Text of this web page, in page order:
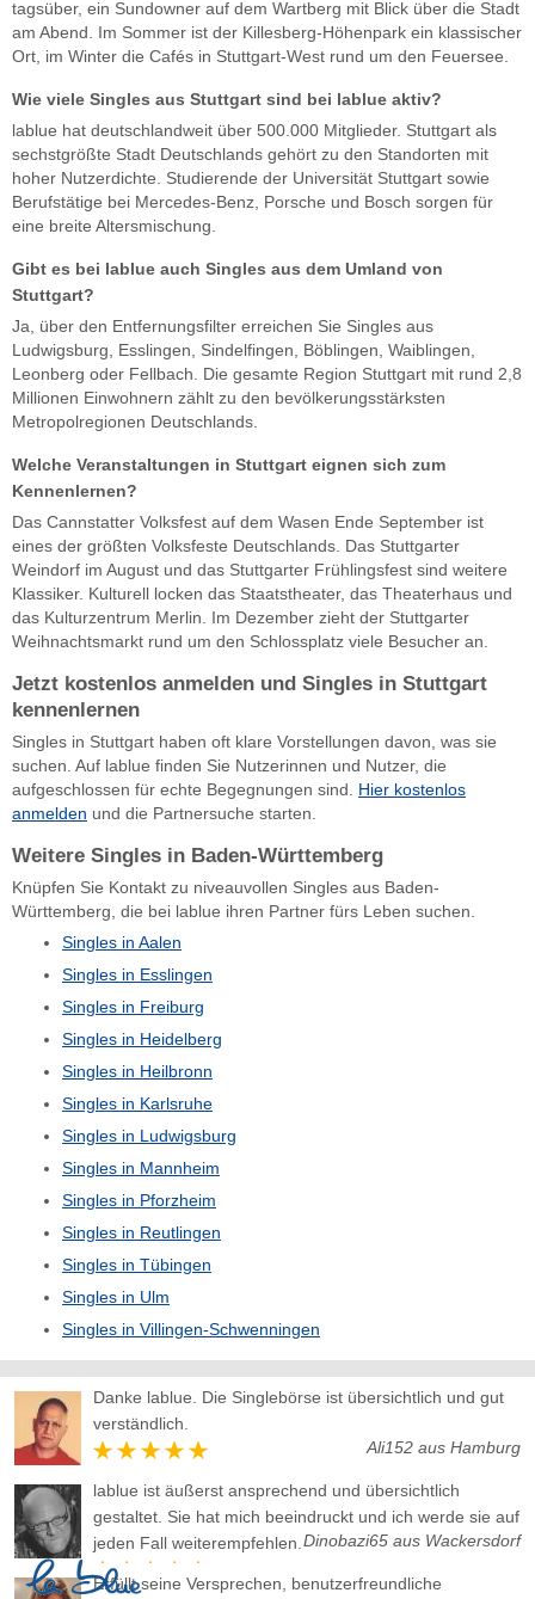
tagsüber, ein Sundowner auf dem Wartberg mit Blick über die Stadt
am Abend. Im Sommer ist der Killesberg-Höhenpark ein klassischer
Ort, im Winter die Cafés in Stuttgart-West rund um den Feuersee.
Wie viele Singles aus Stuttgart sind bei lablue aktiv?
lablue hat deutschlandweit über 500.000 Mitglieder. Stuttgart als
sechstgrößte Stadt Deutschlands gehört zu den Standorten mit
hoher Nutzerdichte. Studierende der Universität Stuttgart sowie
Berufstätige bei Mercedes-Benz, Porsche und Bosch sorgen für
eine breite Altersmischung.
Gibt es bei lablue auch Singles aus dem Umland von
Stuttgart?
Ja, über den Entfernungsfilter erreichen Sie Singles aus
Ludwigsburg, Esslingen, Sindelfingen, Böblingen, Waiblingen,
Leonberg oder Fellbach. Die gesamte Region Stuttgart mit rund 2,8
Millionen Einwohnern zählt zu den bevölkerungsstärksten
Metropolregionen Deutschlands.
Welche Veranstaltungen in Stuttgart eignen sich zum
Kennenlernen?
Das Cannstatter Volksfest auf dem Wasen Ende September ist
eines der größten Volksfeste Deutschlands. Das Stuttgarter
Weindorf im August und das Stuttgarter Frühlingsfest sind weitere
Klassiker. Kulturell locken das Staatstheater, das Theaterhaus und
das Kulturzentrum Merlin. Im Dezember zieht der Stuttgarter
Weihnachtsmarkt rund um den Schlossplatz viele Besucher an.
Jetzt kostenlos anmelden und Singles in Stuttgart
kennenlernen
Singles in Stuttgart haben oft klare Vorstellungen davon, was sie
suchen. Auf lablue finden Sie Nutzerinnen und Nutzer, die
aufgeschlossen für echte Begegnungen sind. Hier kostenlos
anmelden und die Partnersuche starten.
Weitere Singles in Baden-Württemberg
Knüpfen Sie Kontakt zu niveauvollen Singles aus Baden-
Württemberg, die bei lablue ihren Partner fürs Leben suchen.
Singles in Aalen
Singles in Esslingen
Singles in Freiburg
Singles in Heidelberg
Singles in Heilbronn
Singles in Karlsruhe
Singles in Ludwigsburg
Singles in Mannheim
Singles in Pforzheim
Singles in Reutlingen
Singles in Tübingen
Singles in Ulm
Singles in Villingen-Schwenningen
Danke lablue. Die Singlebörse ist übersichtlich und gut
verständlich.
Ali152 aus Hamburg
lablue ist äußerst ansprechend und übersichtlich
gestaltet. Sie hat mich beeindruckt und ich werde sie auf
jeden Fall weiterempfehlen.Dinobazi65 aus Wackersdorf
Erfüllt seine Versprechen, benutzerfreundliche